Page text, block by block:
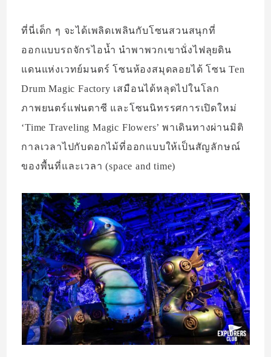
ที่นี่เด็ก ๆ จะได้เพลิดเพลินกับโซนสวนสนุกที่
ออกแบบรถจักรไอน้ำ นำพาพวกเขานั่งไฟลุยดิน
แดนแห่งเวทย์มนตร์ โซนห้องสมุดลอยได้ โซน Ten
Drum Magic Factory เสมือนได้หลุดไปในโลก
ภาพยนตร์แฟนตาซี และโซนนิทรรศการเปิดใหม่
‘Time Traveling Magic Flowers’ พาเดินทางผ่านมิติ
กาลเวลาไปกับดอกไม้ที่ออกแบบให้เป็นสัญลักษณ์
ของพื้นที่และเวลา (space and time)